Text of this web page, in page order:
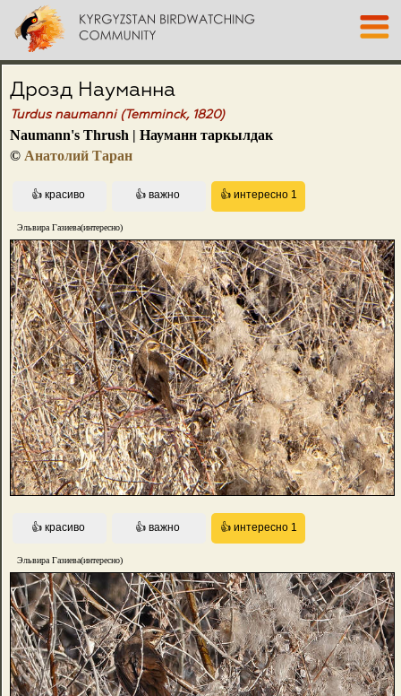
Дрозд Науманна
Turdus naumanni (Temminck, 1820)
Naumann's Thrush | Науманн таркылдак
© Анатолий Таран
Эльвира Газиева(интересно)
Эльвира Газиева(интересно)